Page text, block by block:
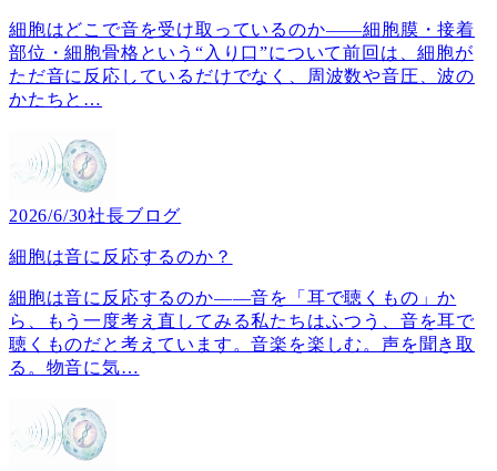
細胞はどこで音を受け取っているのか――細胞膜・接着
部位・細胞骨格という“入り口”について前回は、細胞が
ただ音に反応しているだけでなく、周波数や音圧、波の
かたちと …
2026/6/30社長ブログ
細胞は音に反応するのか？
細胞は音に反応するのか――音を「耳で聴くもの」か
ら、もう一度考え直してみる私たちはふつう、音を耳で
聴くものだと考えています。音楽を楽しむ。声を聞き取
る。物音に気…